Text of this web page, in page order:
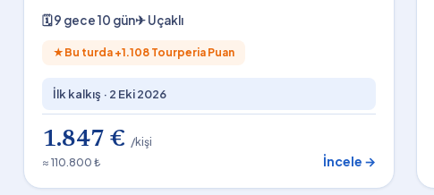
🗓9 gece 10 gün✈Uçaklı
★ Bu turda +1.108 Tourperia Puan
İlk kalkış · 2 Eki 2026
1.847 € /kişi
≈ 110.800 ₺
İncele →